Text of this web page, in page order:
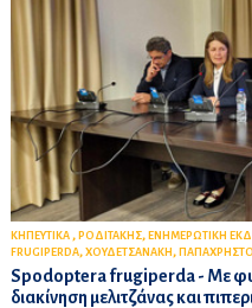
ΚΗΠΕΥΤΙΚΑ , ΡΟΔΙΤΑΚΗΣ, ΕΝΗΜΕΡΩΤΙΚΗ
FRUGIPERDA, ΧΟΥΔΕΤΣΑΝΑΚΗ ,
Spodoptera frugiperda - Με
διακίνηση μελιτζάνας και